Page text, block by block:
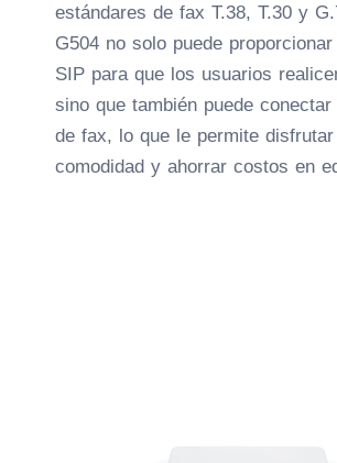
estándares de fax T.38, T.30 y
G504 no solo puede
SIP para que los usuarios
sino que también puede conectar
de fax, lo que le permite
comodidad y ahorrar costos en